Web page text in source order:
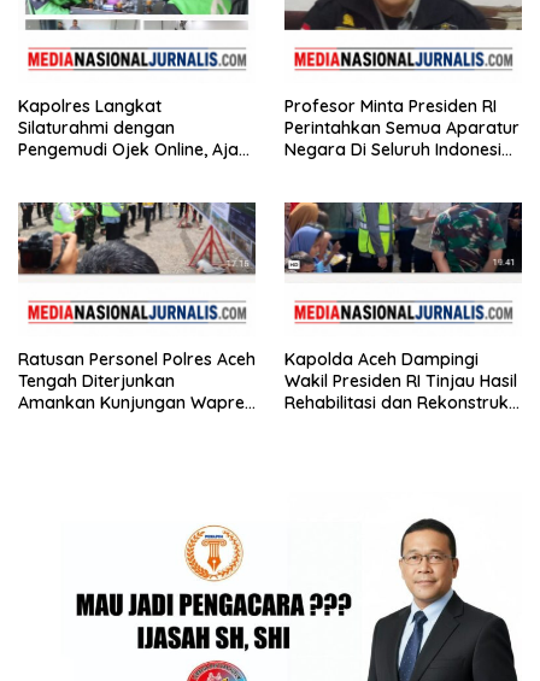
Kapolres Langkat
Silaturahmi dengan
Pengemudi Ojek Online, Ajak
Profesor Minta Presiden RI
Perintahkan Semua Aparatur
Negara Di Seluruh Indonesia
Ratusan Personel Polres Aceh
Tengah Diterjunkan
Amankan Kunjungan Wapres
Kapolda Aceh Dampingi
Wakil Presiden RI Tinjau Hasil
Rehabilitasi dan Rekonstruksi